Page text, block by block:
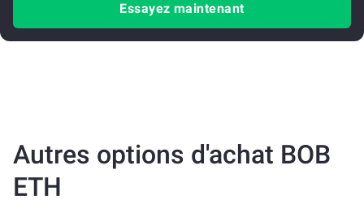
Essayez maintenant
Autres options d'achat BOB
ETH